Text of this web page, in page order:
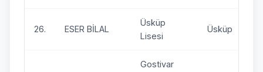
26. ESER BİLAL
Üsküp
Lisesi
Üsküp
Gostivar